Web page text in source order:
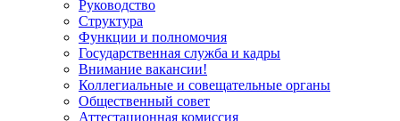
Руководство
Структура
Функции и полномочия
Государственная служба и кадры
Внимание вакансии!
Коллегиальные и совещательные органы
Общественный совет
Аттестационная комиссия